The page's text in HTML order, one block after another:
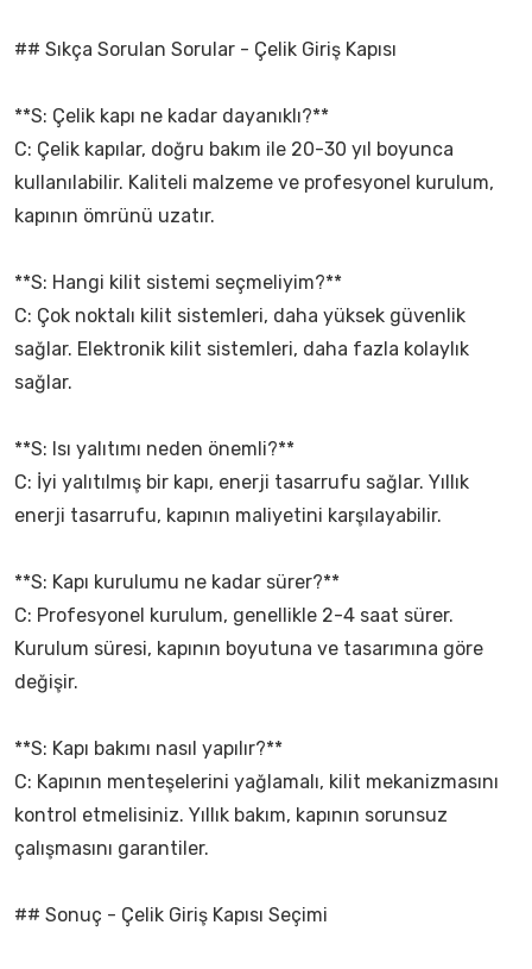
## Sıkça Sorulan Sorular - Çelik Giriş Kapısı
**S: Çelik kapı ne kadar dayanıklı?**
C: Çelik kapılar, doğru bakım ile 20-30 yıl boyunca
kullanılabilir. Kaliteli malzeme ve profesyonel kurulum,
kapının ömrünü uzatır.
**S: Hangi kilit sistemi seçmeliyim?**
C: Çok noktalı kilit sistemleri, daha yüksek güvenlik
sağlar. Elektronik kilit sistemleri, daha fazla kolaylık
sağlar.
**S: Isı yalıtımı neden önemli?**
C: İyi yalıtılmış bir kapı, enerji tasarrufu sağlar. Yıllık
enerji tasarrufu, kapının maliyetini karşılayabilir.
**S: Kapı kurulumu ne kadar sürer?**
C: Profesyonel kurulum, genellikle 2-4 saat sürer.
Kurulum süresi, kapının boyutuna ve tasarımına göre
değişir.
**S: Kapı bakımı nasıl yapılır?**
C: Kapının menteşelerini yağlamalı, kilit mekanizmasını
kontrol etmelisiniz. Yıllık bakım, kapının sorunsuz
çalışmasını garantiler.
## Sonuç - Çelik Giriş Kapısı Seçimi